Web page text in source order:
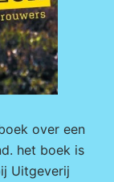
over een
het boek is
Uitgeverij